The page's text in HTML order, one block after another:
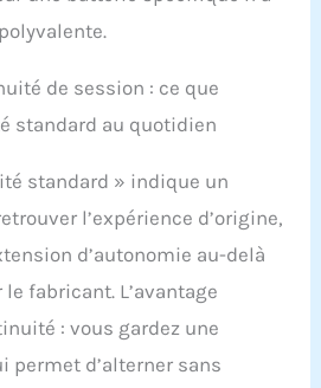
de session : ce que
standard au quotidien
standard » indique un
l’expérience d’origine,
d’autonomie au-delà
fabricant. L’avantage
: vous gardez une
permet d’alterner sans